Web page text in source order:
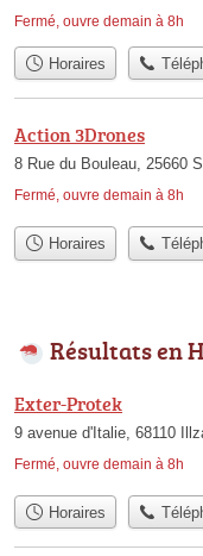
Fermé, ouvre demain à 8h
Horaires
Action 3Drones
8 Rue du Bouleau, 25660
Fermé, ouvre demain à 8h
Horaires
Résultats en
Exter-Protek
9 avenue d'Italie, 68110
Fermé, ouvre demain à 8h
Horaires